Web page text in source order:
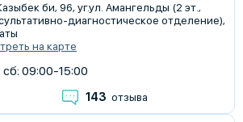
би, 96, уг.ул. Амангельды (2 эт.,
диагностическое отделение),
на карте
сб: 09:00-15:00
143 отзыва